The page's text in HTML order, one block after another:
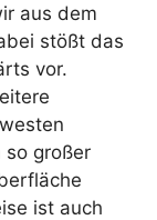
aus dem
stößt das
vor.
so großer
ist auch